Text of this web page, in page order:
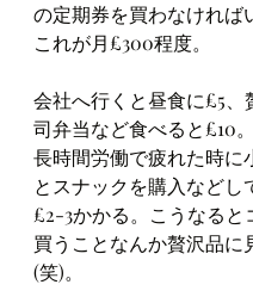
の定期券を買わなければ
これが月£300程度。
会社へ行くと昼食に£5、
司弁当など食べると£10。
長時間労働で疲れた時に
とスナックを購入などし
£2-3かかる。こうなると
買うことなんか贅沢品に
(笑)。